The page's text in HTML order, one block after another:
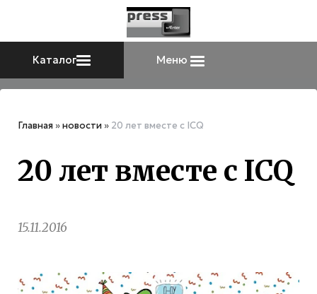
Каталог Меню
Главная »новости » 20 лет вместе с ICQ
20 лет вместе с ICQ
15.11.2016